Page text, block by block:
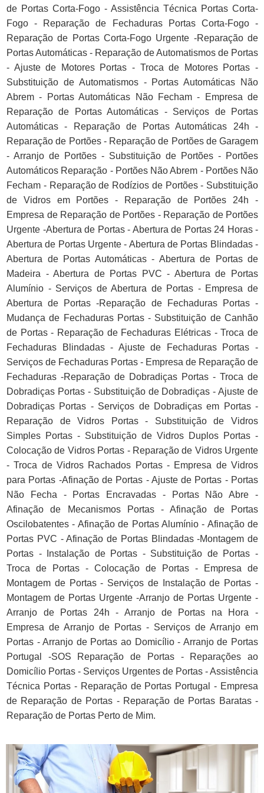
de Portas Corta-Fogo - Assistência Técnica Portas Corta-
Fogo - Reparação de Fechaduras Portas Corta-Fogo -
Reparação de Portas Corta-Fogo Urgente -Reparação de
Portas Automáticas - Reparação de Automatismos de Portas
- Ajuste de Motores Portas - Troca de Motores Portas -
Substituição de Automatismos - Portas Automáticas Não
Abrem - Portas Automáticas Não Fecham - Empresa de
Reparação de Portas Automáticas - Serviços de Portas
Automáticas - Reparação de Portas Automáticas 24h -
Reparação de Portões - Reparação de Portões de Garagem
- Arranjo de Portões - Substituição de Portões - Portões
Automáticos Reparação - Portões Não Abrem - Portões Não
Fecham - Reparação de Rodízios de Portões - Substituição
de Vidros em Portões - Reparação de Portões 24h -
Empresa de Reparação de Portões - Reparação de Portões
Urgente -Abertura de Portas - Abertura de Portas 24 Horas -
Abertura de Portas Urgente - Abertura de Portas Blindadas -
Abertura de Portas Automáticas - Abertura de Portas de
Madeira - Abertura de Portas PVC - Abertura de Portas
Alumínio - Serviços de Abertura de Portas - Empresa de
Abertura de Portas -Reparação de Fechaduras Portas -
Mudança de Fechaduras Portas - Substituição de Canhão
de Portas - Reparação de Fechaduras Elétricas - Troca de
Fechaduras Blindadas - Ajuste de Fechaduras Portas -
Serviços de Fechaduras Portas - Empresa de Reparação de
Fechaduras -Reparação de Dobradiças Portas - Troca de
Dobradiças Portas - Substituição de Dobradiças - Ajuste de
Dobradiças Portas - Serviços de Dobradiças em Portas -
Reparação de Vidros Portas - Substituição de Vidros
Simples Portas - Substituição de Vidros Duplos Portas -
Colocação de Vidros Portas - Reparação de Vidros Urgente
- Troca de Vidros Rachados Portas - Empresa de Vidros
para Portas -Afinação de Portas - Ajuste de Portas - Portas
Não Fecha - Portas Encravadas - Portas Não Abre -
Afinação de Mecanismos Portas - Afinação de Portas
Oscilobatentes - Afinação de Portas Alumínio - Afinação de
Portas PVC - Afinação de Portas Blindadas -Montagem de
Portas - Instalação de Portas - Substituição de Portas -
Troca de Portas - Colocação de Portas - Empresa de
Montagem de Portas - Serviços de Instalação de Portas -
Montagem de Portas Urgente -Arranjo de Portas Urgente -
Arranjo de Portas 24h - Arranjo de Portas na Hora -
Empresa de Arranjo de Portas - Serviços de Arranjo em
Portas - Arranjo de Portas ao Domicílio - Arranjo de Portas
Portugal -SOS Reparação de Portas - Reparações ao
Domicílio Portas - Serviços Urgentes de Portas - Assistência
Técnica Portas - Reparação de Portas Portugal - Empresa
de Reparação de Portas - Reparação de Portas Baratas -
Reparação de Portas Perto de Mim.